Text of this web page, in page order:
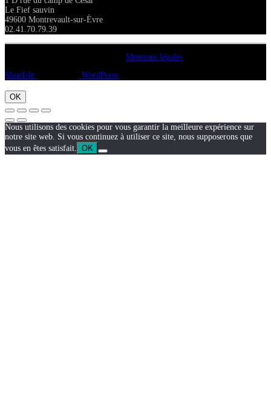
Le Fief sauvin
49600 Montrevault-sur-Èvre
02.41.70.79.39
Mentions légales
ShopIsle
WordPress
OK
Nous utilisons des cookies pour vous garantir la meilleure expérience sur
notre site web. Si vous continuez à utiliser ce site, nous supposerons que
vous en êtes satisfait.
OK